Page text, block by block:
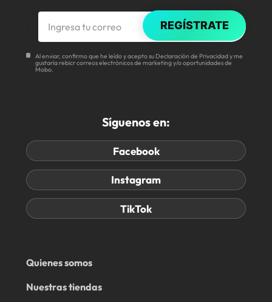
REGÍSTRATE
Al enviar, confirmo que he leído y acepto su Declaración de Privacidad y me
gustaría rebicr correos electrónicos de marketing y/o oportunidades de
Mobo.
Síguenos en:
Facebook
Instagram
TikTok
Quienes somos
Nuestras tiendas